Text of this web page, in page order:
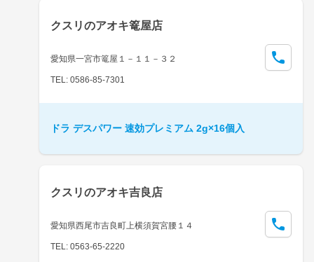
クスリのアオキ篭屋店
愛知県一宮市篭屋１－１１－３２
TEL: 0586-85-7301
ドラ デスパワー 速効プレミアム 2g×16個入
クスリのアオキ吉良店
愛知県西尾市吉良町上横須賀宮腰１４
TEL: 0563-65-2220